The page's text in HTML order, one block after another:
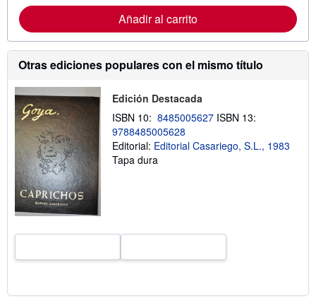
a
c
i
ó
r
a
s
e
í
Añadir al carrito
Otras ediciones populares con el mismo título
Edición Destacada
ISBN 10: 8485005627 ISBN 13:
9788485005628
Editorial: Editorial Casariego, S.L., 1983
Tapa dura